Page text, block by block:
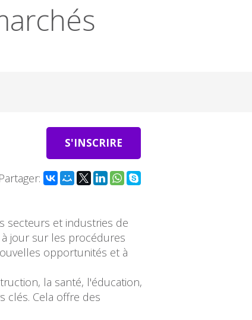
S'INSCRIRE
Partager:
secteurs et industries de
jour sur les procédures
opportunités et à
la santé, l'éducation,
clés. Cela offre des